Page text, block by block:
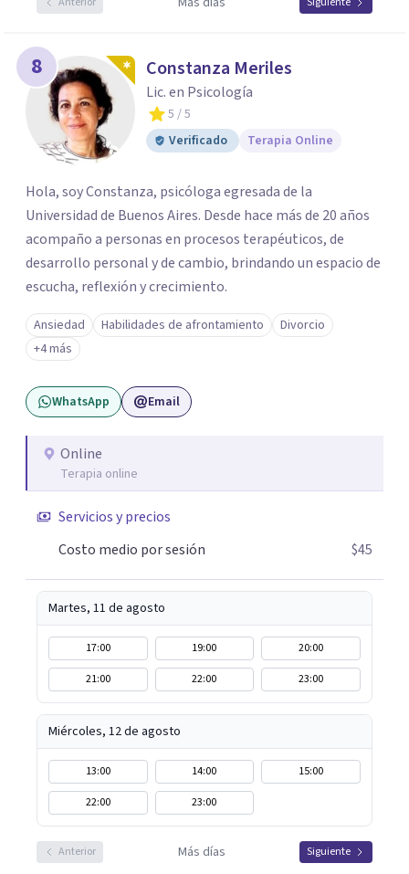
8 Constanza Meriles
Lic. en Psicología
5 / 5
Verificado
Terapia Online
Hola, soy Constanza, psicóloga egresada de la
Universidad de Buenos Aires. Desde hace más de 20 años
acompaño a personas en procesos terapéuticos, de
desarrollo personal y de cambio, brindando un espacio de
escucha, reflexión y crecimiento.
Ansiedad Habilidades de afrontamiento
Divorcio
+4 más
WhatsApp Email
Online
Terapia online
Servicios y precios
Costo medio por sesión
$45
Martes, 11 de agosto
17:00 19:00
20:00
21:00
22:00 23:00
Miércoles, 12 de agosto
13:00 14:00
15:00
22:00
23:00
Anterior Más días Siguiente